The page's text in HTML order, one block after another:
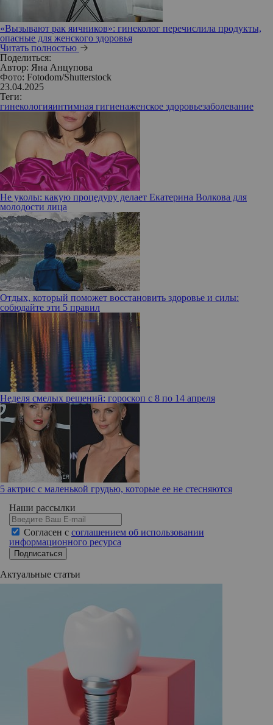
«Вызывают рак яичников»: гинеколог перечислила продукты,
опасные для женского здоровья
Читать полностью
Поделиться:
Автор: Яна Анцупова
Фото: Fotodom/Shutterstock
23.04.2025
Теги:
гинекологияинтимная гигиенаженское здоровьезаболевание
Не уколы: какую процедуру делает Екатерина Волкова для
молодости лица
Отдых, который поможет восстановить здоровье и силы:
собюдайте эти 5 правил
Неделя смелых решений: гороскоп с 8 по 14 апреля
5 актрис с маленькой грудью, которые ее не стесняются
Наши рассылки
Согласен с соглашением об использовании
информационного ресурса
Подписаться
Актуальные статьи